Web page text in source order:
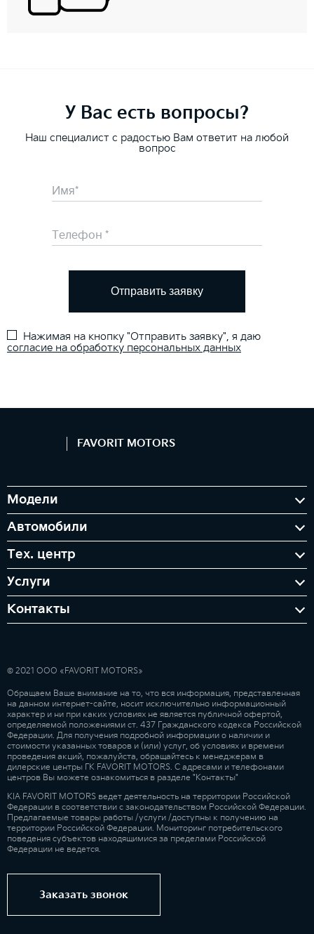
У Вас есть вопросы?
Наш специалист с радостью Вам ответит на любой
вопрос
Отправить заявку
Нажимая на кнопку "Отправить заявку", я даю
согласие на обработку персональных данных
FAVORIT MOTORS
Модели
Автомобили
Тех. центр
Услуги
Контакты
© 2021 ООО «FAVORIT MOTORS»
Обращаем Ваше внимание на то, что вся информация, представленная
на данном интернет-сайте, носит исключительно информационный
характер и ни при каких условиях не является публичной офертой,
определяемой положениями ст. 437 Гражданского кодекса Российской
Федерации. Для получения подробной информации о наличии и
стоимости указанных товаров и (или) услуг, об условиях и времени
проведения акций, пожалуйста, обращайтесь к менеджерам в
дилерские центры ГК FAVORIT MOTORS. С адресами и телефонами
центров Вы можете ознакомиться в разделе "Контакты"
KIA FAVORIT MOTORS ведет деятельность на территории Российской
Федерации в соответствии с законодательством Российской Федерации.
Предлагаемые товары работы /услуги /доступны к получению на
территории Российской Федерации. Мониторинг потребительского
поведения субъектов находящимися за пределами Российской
Федерации не ведется.
Заказать звонок